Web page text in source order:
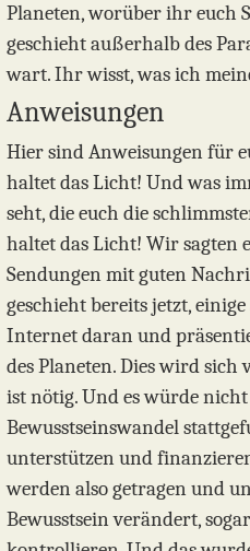
Planeten, worüber ihr euch
geschieht außerhalb des
wart. Ihr wisst, was ich
Anweisungen
Hier sind Anweisungen für
haltet das Licht! Und was
seht, die euch die
haltet das Licht! Wir sagten
Sendungen mit guten
geschieht bereits jetzt,
Internet daran und
des Planeten. Dies wird sich
ist nötig. Und es würde
Bewusstseinswandel
unterstützen und
werden also getragen und
Bewusstsein verändert,